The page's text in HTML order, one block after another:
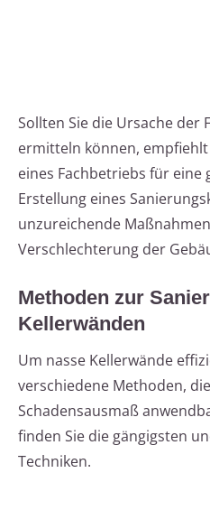
Sollten Sie die Ursache der
ermitteln können,
eines Fachbetriebs für eine
Erstellung eines
unzureichende
Verschlechterung der
Methoden zur
Kellerwänden
Um nasse Kellerwände
verschiedene Methoden,
Schadensausmaß
finden Sie die gängigsten
Techniken.